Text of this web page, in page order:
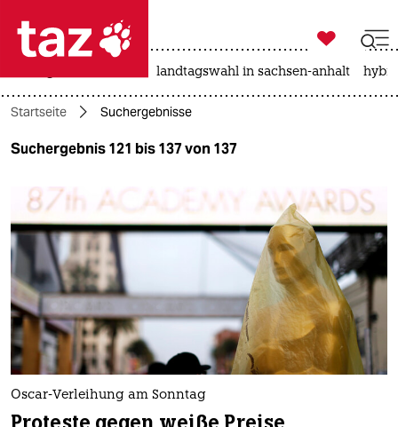
 taz zahl ich
taz zahl ich
themen
politik
öko
gesellschaft
kultur
sport
berlin

taz zahl ich
landtagswahl in sachsen-anhalt
Startseite Suchergebnisse
Suchergebnis 121 bis 137 von 137
Oscar-Verleihung am Sonntag